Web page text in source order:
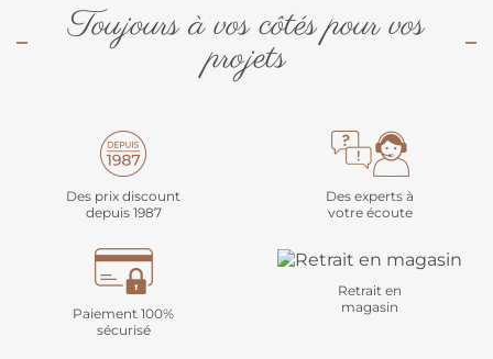
Toujours à vos côtés pour vos
projets
Des prix discount
depuis 1987
Des experts à
votre écoute
Paiement 100%
sécurisé
Retrait en
magasin